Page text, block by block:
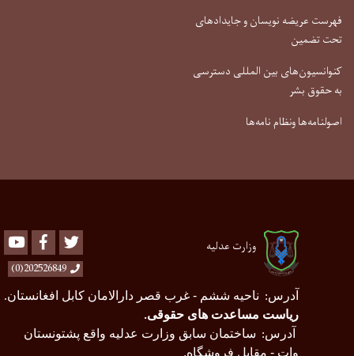
فهرست عریضه نویسان و جایدادهای
تحت تضمین
کنوانسیون‌های بین المللی دسترسی
به حقوق بشر
اصولنامه‌ها ونظام نامه‌ها
وزارت عدلیه Youtube Facebook
202526849(0)
آدرس: ناحیه ششم - غرب قصر دارالامان کابل افغانستان.
ریاست مساعدت های حقوقی.
آدرس: ساختمان سابق وزارت عدلیه واقع پشتونستان
وات - مقابل فروشگاه.